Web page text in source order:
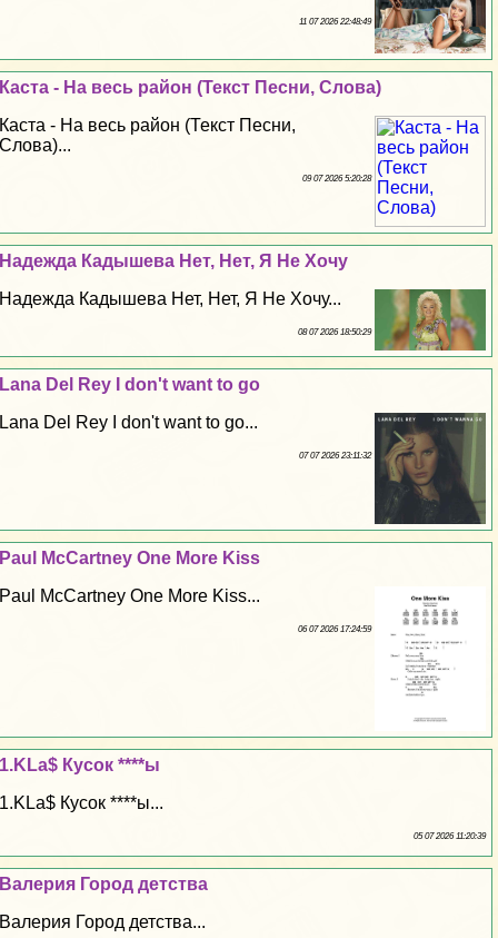
11 07 2026 22:48:49
Каста - На весь район (Текст Песни, Слова)
Каста - На весь район (Текст Песни,
Слова)...
09 07 2026 5:20:28
Надежда Кадышева Нет, Нет, Я Не Хочу
Надежда Кадышева Нет, Нет, Я Не Хочу...
08 07 2026 18:50:29
Lana Del Rey I don't want to go
Lana Del Rey I don't want to go...
07 07 2026 23:11:32
Paul McCartney One More Kiss
Paul McCartney One More Kiss...
06 07 2026 17:24:59
1.KLa$ Кусок ****ы
1.KLa$ Кусок ****ы...
05 07 2026 11:20:39
Валерия Город детства
Валерия Город детства...